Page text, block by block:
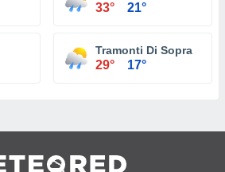
33° 21°
Tramonti Di Sopra
29° 17°